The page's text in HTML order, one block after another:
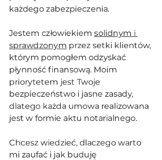
każdego zabezpieczenia.
Jestem człowiekiem solidnym i
sprawdzonym przez setki klientów,
którym pomogłem odzyskać
płynność finansową. Moim
priorytetem jest Twoje
bezpieczeństwo i jasne zasady,
dlatego każda umowa realizowana
jest w formie aktu notarialnego.
Chcesz wiedzieć, dlaczego warto
mi zaufać i jak buduję